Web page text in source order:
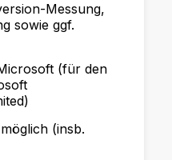
Messung,
sowie ggf.
(für den
(insb.